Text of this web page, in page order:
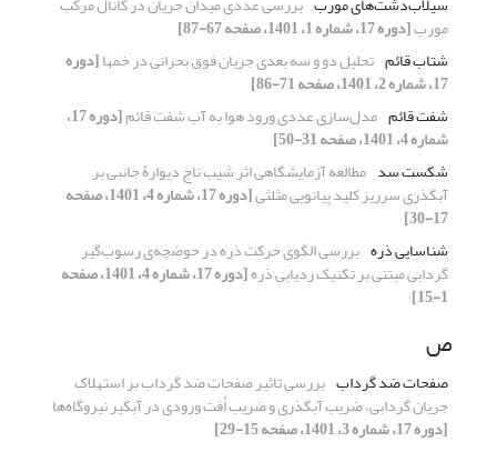
مورب[دوره 17، شماره 1، 1401، صفحه 67-87]
شتاب قائم تحلیل دو و سه بعدی جریان‏ فوق بحرانی در خم‏ها[دوره
17، شماره 2، 1401، صفحه 71-86]
شفت قائم مدل‌سازی عددی ورود هوا به آب شفت قائم [دوره 17،
شماره 4، 1401، صفحه 31-50]
شکست سد مطالعه آزمایشگاهی اثر شیب تاج دیوارۀ جانبی بر
آبگذری سرریز کلید پیانویی مثلثی [دوره 17، شماره 4، 1401، صفحه
17-30]
شناسایی ذره بررسی الگوی حرکت ذره در حوضچه‌ی رسوب‌گیر
گردابی مبتنی بر تکنیک ردیابی ذره [دوره 17، شماره 4، 1401، صفحه
1-15]
ص
صفحات ضد گرداب‌ بررسی تاثیر صفحات ضد گرداب بر استهلاک
جریان گردابی، ضریب آبگذری و ضریب اُفت ورودی در آبگیر نیروگاه‌ها
[دوره 17، شماره 3، 1401، صفحه 15-29]